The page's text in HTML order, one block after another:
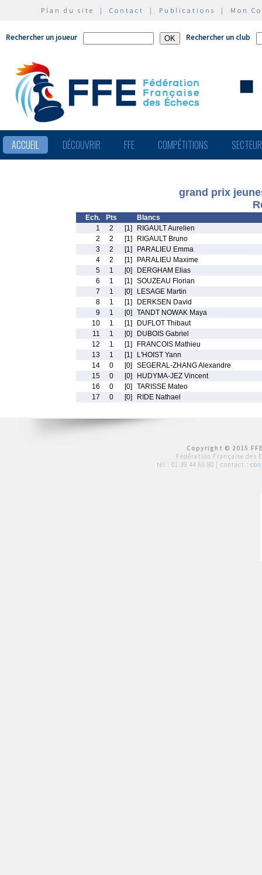
Plan du site | Contact | Publications | Mon
Rechercher un joueur Rechercher un club
ACCUEIL DÉCOUVRIR FFE COMPÉTITIONS
grand prix
Ech. Pts
Blancs
1
2 [1]
RIGAULT Aurelien
2
2 [1]
RIGAULT Bruno
3
2 [1]
PARALIEU Emma
4
2 [1]
PARALIEU Maxime
5
1 [0]
DERGHAM Elias
6
1 [1]
SOUZEAU Florian
7
1 [0]
LESAGE Martin
8
1 [1]
DERKSEN David
9
1 [0]
TANDT NOWAK Maya
10
1 [1]
DUFLOT Thibaut
11
1 [0]
DUBOIS Gabriel
12
1 [1]
FRANCOIS Mathieu
13
1 [1]
L'HOIST Yann
14
0 [0]
SEGERAL-ZHANG Alexandre
15
0 [0]
HUDYMA-JEZ Vincent
16
0 [0]
TARISSE Mateo
17
0 [0] RIDE Nathael
Copyright © 2015
Fédération Française des
tél : 01 39 44 65 80 | contact :